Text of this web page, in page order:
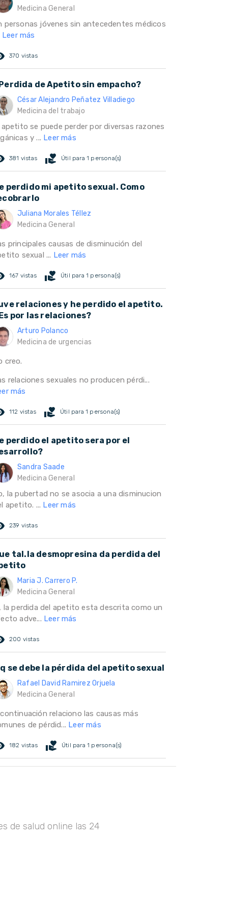
Medicina General
personas jóvenes sin antecedentes médicos
Leer más
370 vistas
de Apetito sin empacho?
César Alejandro Peñatez Villadiego
Medicina del trabajo
apetito se puede perder por diversas razones
y ... Leer más
381 vistas volunteer_activism Útil para 1 persona(s)
perdido mi apetito sexual. Como
Juliana Morales Téllez
Medicina General
principales causas de disminución del
sexual ... Leer más
167 vistas volunteer_activism Útil para 1 persona(s)
relaciones y he perdido el apetito.
por las relaciones?
Arturo Polanco
Medicina de urgencias
creo.
relaciones sexuales no producen pérdi...
más
112 vistas volunteer_activism Útil para 1 persona(s)
perdido el apetito sera por el
Sandra Saade
Medicina General
la pubertad no se asocia a una disminucion
apetito. ... Leer más
239 vistas
tal.la desmopresina da perdida del
Maria J. Carrero P.
Medicina General
la perdida del apetito esta descrita como un
adve... Leer más
200 vistas
q se debe la pérdida del apetito sexual
Rafael David Ramirez Orjuela
Medicina General
relaciono las causas más
de pérdid... Leer más
182 vistas volunteer_activism Útil para 1 persona(s)
de salud online las 24